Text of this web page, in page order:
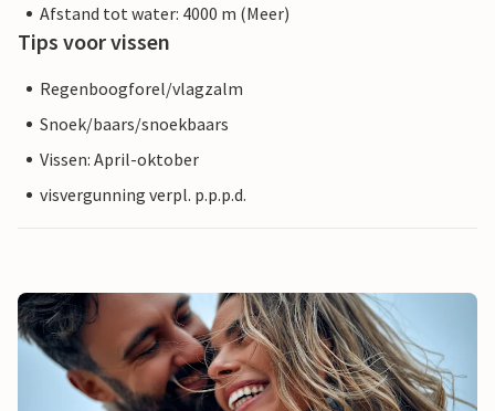
Afstand tot water: 4000 m (Meer)
Tips voor vissen
Regenboogforel/vlagzalm
Snoek/baars/snoekbaars
Vissen: April-oktober
visvergunning verpl. p.p.p.d.